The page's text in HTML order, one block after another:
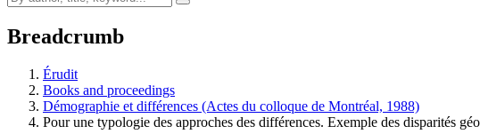
Breadcrumb
Érudit
Books and proceedings
Démographie et différences (Actes du colloque de Montréal, 1988)
Pour une typologie des approches des différences. Exemple des disparités